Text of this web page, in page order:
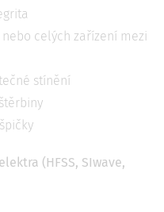
celých zařízení mezi
stínění
(HFSS, SIwave,